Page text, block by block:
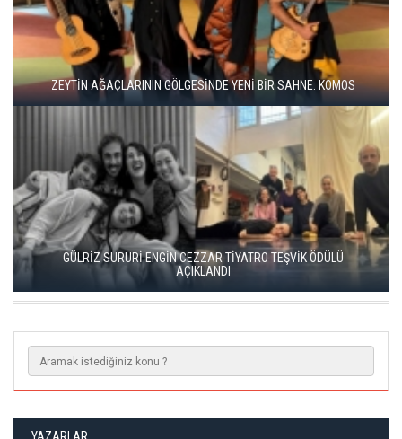
BBT’DE REKOR SEYİRCİ, YENİ REPERTUVAR
KISALAR, ÇAĞIN ÇELİŞKİLERİNİ SAHNEYE TAŞIYOR